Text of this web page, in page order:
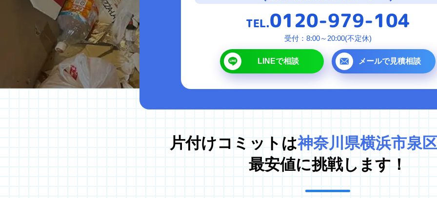
汚部屋掃除
不用品回収
生前整理・遺品整理
ハウスクリーニング
買取
千葉県
埼玉県
神奈川県
茨城県
TEL.0120-979-104
受付：8:00～20:00(不定休)
LINEで相談 メールで見積相談
片付けコミットは神奈川県横浜市泉
最安値に挑戦します！